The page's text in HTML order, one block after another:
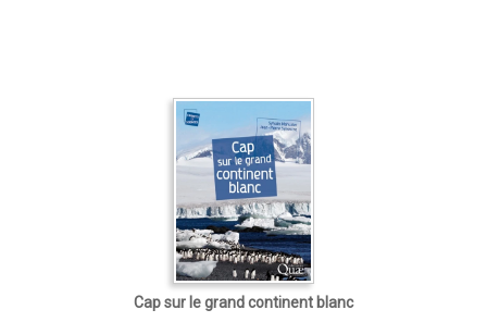
Cap sur le grand continent blanc